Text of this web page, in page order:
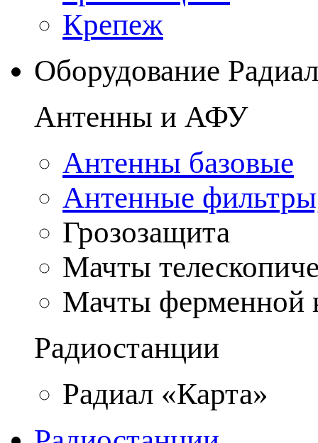
Крепеж
Оборудование Радиал
Антенны и АФУ
Антенны базовые
Антенные
Грозозащита
Мачты
Мачты ферменной
Радиостанции
Радиал «Карта»